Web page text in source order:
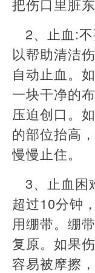
把伤口里脏
2、止血:
以帮助清洁
自动止血。
一块干净的
压迫创口。
的部位抬高
慢慢止住。
3、止血困
超过10分钟
用绷带。绷
复原。如果
容易被摩擦